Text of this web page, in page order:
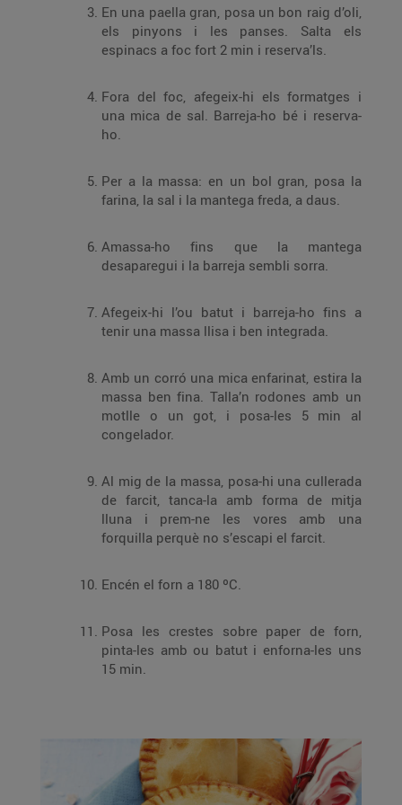
En una paella gran, posa un bon raig d’oli,
els pinyons i les panses. Salta els
espinacs a foc fort 2 min i reserva’ls.
Fora del foc, afegeix-hi els formatges i
una mica de sal. Barreja-ho bé i reserva-
ho.
Per a la massa: en un bol gran, posa la
farina, la sal i la mantega freda, a daus.
Amassa-ho fins que la mantega
desaparegui i la barreja sembli sorra.
Afegeix-hi l’ou batut i barreja-ho fins a
tenir una massa llisa i ben integrada.
Amb un corró una mica enfarinat, estira la
massa ben fina. Talla’n rodones amb un
motlle o un got, i posa-les 5 min al
congelador.
Al mig de la massa, posa-hi una cullerada
de farcit, tanca-la amb forma de mitja
lluna i prem-ne les vores amb una
forquilla perquè no s’escapi el farcit.
Encén el forn a 180 ºC.
Posa les crestes sobre paper de forn,
pinta-les amb ou batut i enforna-les uns
15 min.